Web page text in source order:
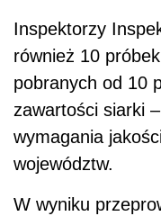
Inspektorzy
również 10
pobranych od 10
zawartości siarki
wymagania
województw.
W wyniku